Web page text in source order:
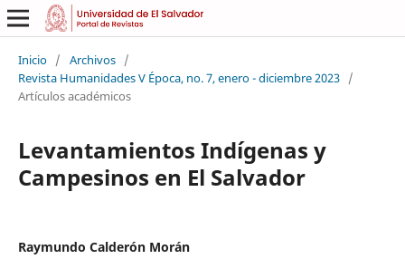
Inicio / Archivos /
Revista Humanidades V Época, no. 7, enero - diciembre 2023 /
Artículos académicos
Levantamientos Indígenas y
Campesinos en El Salvador
Raymundo Calderón Morán